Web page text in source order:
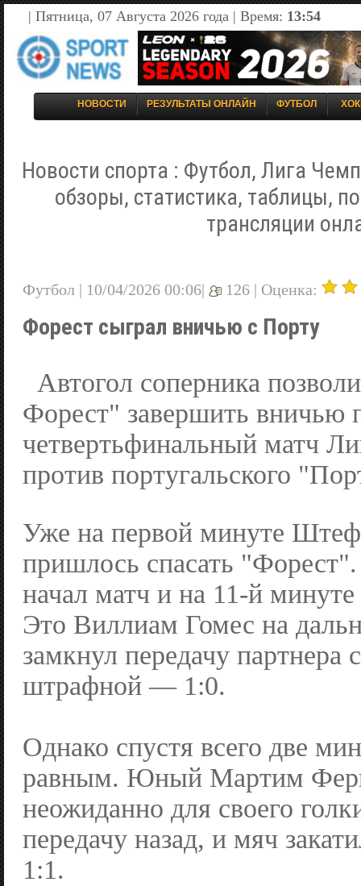
| Пятница, 07 Августа 2026 года | Время: 13:54
НОВОСТИ РЕЗУЛЬТАТЫ ОНЛАЙН ФУТБОЛ
Новости спорта : Футбол, Лига
обзоры, статистика, таблицы,
трансляции
Футбол | 10/04/2026 00:06| 126 | Оценка:
Форест сыграл вничью с Порту
Автогол соперника
Форест" завершить вничью
четвертьфинальный матч
против португальского
Уже на первой минуте
пришлось спасать
начал матч и на 11-й минуте
Это Виллиам Гомес на
замкнул передачу партнера
штрафной — 1:0.
Однако спустя всего две
равным. Юный Мартим
неожиданно для своего
передачу назад, и мяч
1:1.